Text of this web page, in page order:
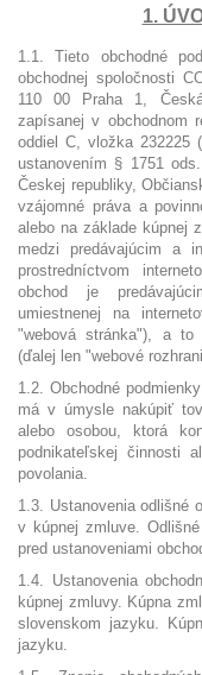
1.
1.1. Tieto obchodné
obchodnej spoločnosti
110 00 Praha 1,
zapísanej v obchodnom
oddiel C, vložka 232225
ustanovením § 1751
Českej republiky,
vzájomné práva a
alebo na základe kúpnej
medzi predávajúcim a
prostredníctvom
obchod je
umiestnenej na
"webová stránka"), a to
(ďalej len "webové
1.2. Obchodné
má v úmysle nakúpiť
alebo osobou, ktorá
podnikateľskej činnosti
povolania.
1.3. Ustanovenia odlišné
v kúpnej zmluve.
pred ustanoveniami
1.4. Ustanovenia
kúpnej zmluvy. Kúpna
slovenskom jazyku.
jazyku.